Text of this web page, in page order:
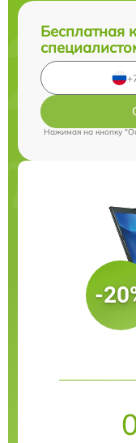
Бесплатная
Нажимая на кнопку
-